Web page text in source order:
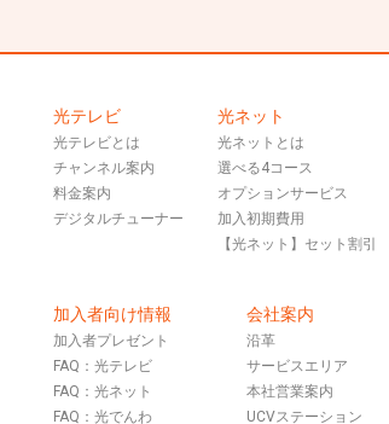
光テレビ
光テレビとは
チャンネル案内
料金案内
デジタルチューナー
光ネット
光ネットとは
選べる4コース
オプションサービス
加入初期費用
【光ネット】セット割引
加入者向け情報
加入者プレゼント
FAQ：光テレビ
FAQ：光ネット
FAQ：光でんわ
会社案内
沿革
サービスエリア
本社営業案内
UCVステーション